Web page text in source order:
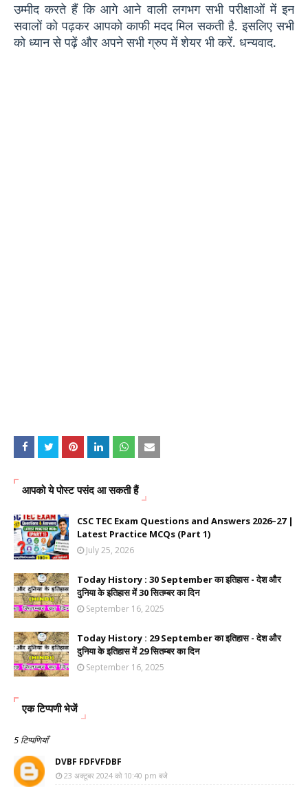
उम्मीद करते हैं कि आगे आने वाली लगभग सभी परीक्षाओं में इन
सवालों को पढ़कर आपको काफी मदद मिल सकती है.इसलिए सभी
को ध्यान से पढ़ें और अपने सभी ग्रुप में शेयर भी करें. धन्यवाद.
आपको ये पोस्ट पसंद आ सकती हैं
CSC TEC Exam Questions and Answers 2026–27 |
Latest Practice MCQs (Part 1)
July 25, 2026
Today History : 30 September का इतिहास - देश और
दुनिया के इतिहास में 30 सितम्बर का दिन
September 16, 2025
Today History : 29 September का इतिहास - देश और
दुनिया के इतिहास में 29 सितम्बर का दिन
September 16, 2025
एक टिप्पणी भेजें
5 टिप्पणियाँ
DVBF FDFVFDBF
23 अक्टूबर 2024 को 10:40 pm बजे